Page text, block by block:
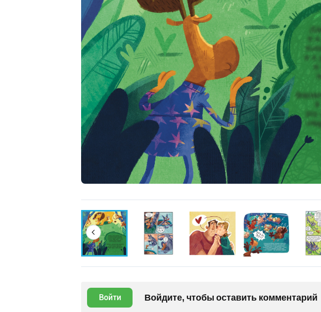
Войти Войдите, чтобы оставить комментарий